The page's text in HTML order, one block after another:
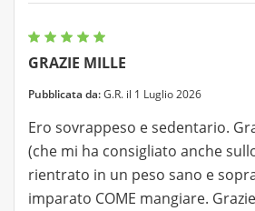
GRAZIE MILLE
Pubblicata da:G.R. il 1 Luglio 2026
Ero sovrappeso e sedentario.
(che mi ha consigliato anche
rientrato in un peso sano e
imparato COME mangiare.